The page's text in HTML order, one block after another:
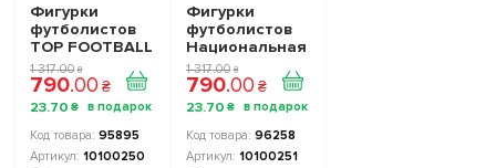
Фигурки
футболистов
TOP FOOTBALL
STARS - Набор
The Football
Stars
Collection 1
10100250
1 317.00 ₴
790.00 ₴
23.70 ₴
95895
10100250
Фигурки
футболистов
Национальная
Сборная
Украины TOP
FOOTBALL
STARS
Collection 2
10100251
1 317.00 ₴
790.00 ₴
23.70 ₴
96258
10100251